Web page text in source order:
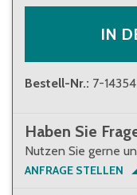
IN
Bestell-Nr.: 7-14354
Haben Sie
Nutzen Sie gerne
ANFRAGE STELLEN